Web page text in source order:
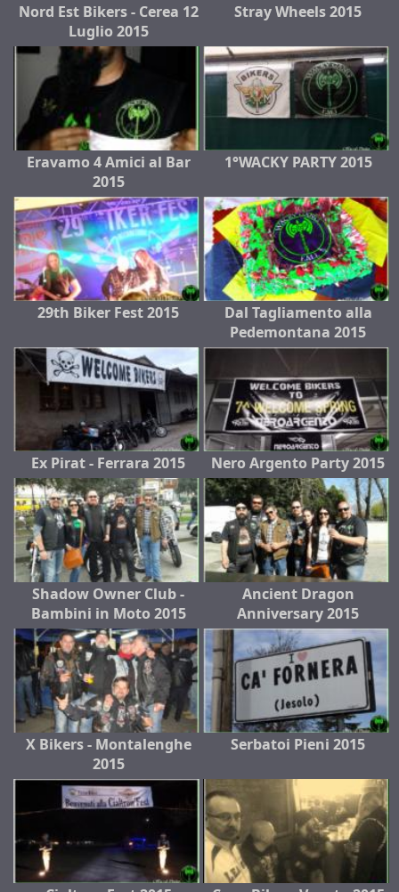
Nord Est Bikers - Cerea 12
Luglio 2015
Stray Wheels 2015
Eravamo 4 Amici al Bar
2015
1°WACKY PARTY 2015
29th Biker Fest 2015
Dal Tagliamento alla
Pedemontana 2015
Ex Pirat - Ferrara 2015 Nero Argento Party 2015
Shadow Owner Club -
Bambini in Moto 2015
Ancient Dragon
Anniversary 2015
X Bikers - Montalenghe
2015
Serbatoi Pieni 2015